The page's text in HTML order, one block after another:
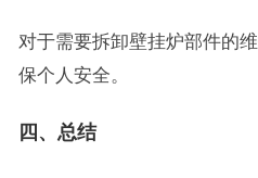
对于需要拆卸壁挂炉部件的
保个人安全。
四、总结